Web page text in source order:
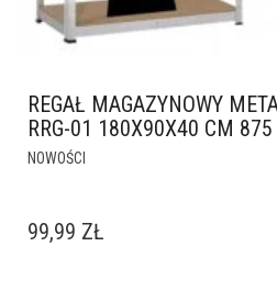
REGAŁ MAGAZYNOWY
RRG-01 180X90X40 CM 875
NOWOŚCI
99,99 ZŁ